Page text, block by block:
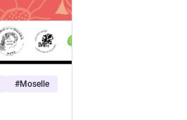
#Moselle